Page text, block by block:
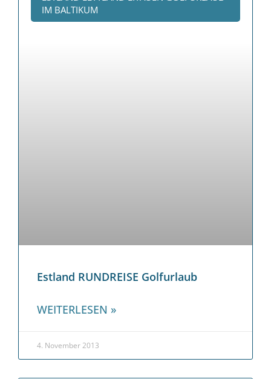
IM BALTIKUM
Estland RUNDREISE Golfurlaub
WEITERLESEN »
4. November 2013